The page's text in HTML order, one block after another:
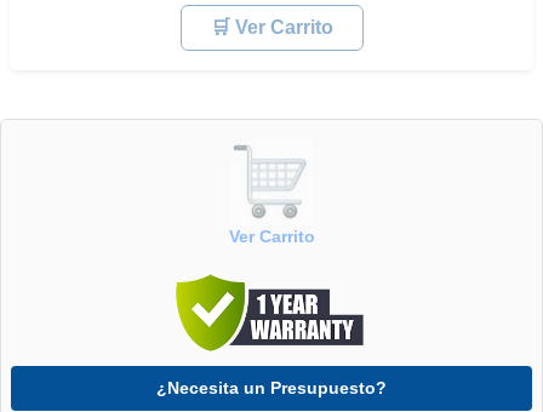
🛒 Ver Carrito
Ver Carrito
¿Necesita un Presupuesto?